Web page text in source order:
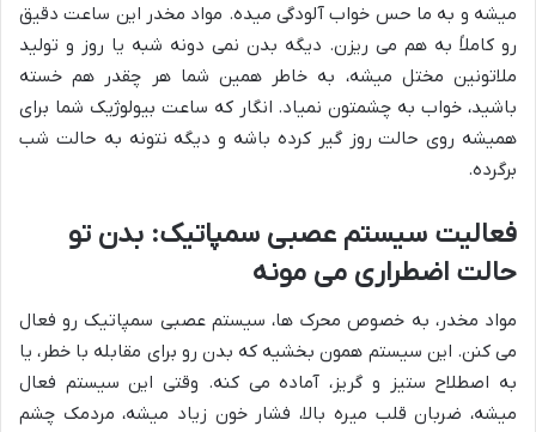
میشه و به ما حس خواب آلودگی میده. مواد مخدر این ساعت دقیق
رو کاملاً به هم می ریزن. دیگه بدن نمی دونه شبه یا روز و تولید
ملاتونین مختل میشه، به خاطر همین شما هر چقدر هم خسته
باشید، خواب به چشمتون نمیاد. انگار که ساعت بیولوژیک شما برای
همیشه روی حالت روز گیر کرده باشه و دیگه نتونه به حالت شب
برگرده.
فعالیت سیستم عصبی سمپاتیک: بدن تو
حالت اضطراری می مونه
مواد مخدر، به خصوص محرک ها، سیستم عصبی سمپاتیک رو فعال
می کنن. این سیستم همون بخشیه که بدن رو برای مقابله با خطر، یا
به اصطلاح ستیز و گریز، آماده می کنه. وقتی این سیستم فعال
میشه، ضربان قلب میره بالا، فشار خون زیاد میشه، مردمک چشم